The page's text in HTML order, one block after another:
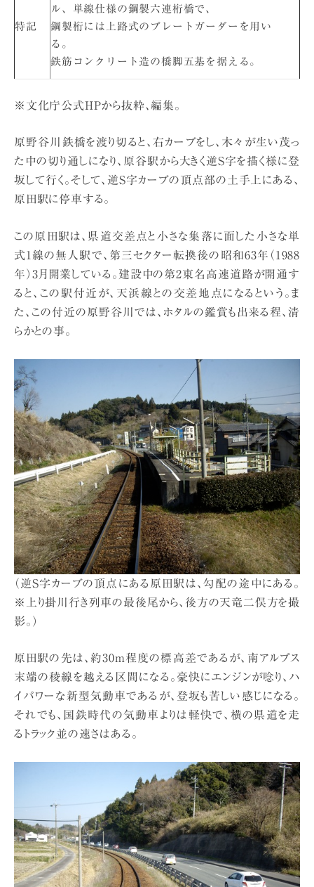
特記
ル、単線仕様の鋼製六連桁橋で、
鋼製桁には上路式のプレートガーダーを用い
る。
鉄筋コンクリート造の橋脚五基を据える。
※文化庁公式HPから抜粋、編集。
原野谷川鉄橋を渡り切ると、右カーブをし、木々が生い茂っ
た中の切り通しになり、原谷駅から大きく逆S字を描く様に登
坂して行く。そして、逆S字カーブの頂点部の土手上にある、
原田駅に停車する。
この原田駅は、県道交差点と小さな集落に面した小さな単
式1線の無人駅で、第三セクター転換後の昭和63年（1988
年）3月開業している。建設中の第2東名高速道路が開通す
ると、この駅付近が、天浜線との交差地点になるという。ま
た、この付近の原野谷川では、ホタルの鑑賞も出来る程、清
らかとの事。
（逆S字カーブの頂点にある原田駅は、勾配の途中にある。
※上り掛川行き列車の最後尾から、後方の天竜二俣方を撮
影。）
原田駅の先は、約30m程度の標高差であるが、南アルプス
末端の稜線を越える区間になる。豪快にエンジンが唸り、ハ
イパワーな新型気動車であるが、登坂も苦しい感じになる。
それでも、国鉄時代の気動車よりは軽快で、横の県道を走
るトラック並の速さはある。